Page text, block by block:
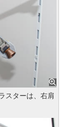
スターは、右肩